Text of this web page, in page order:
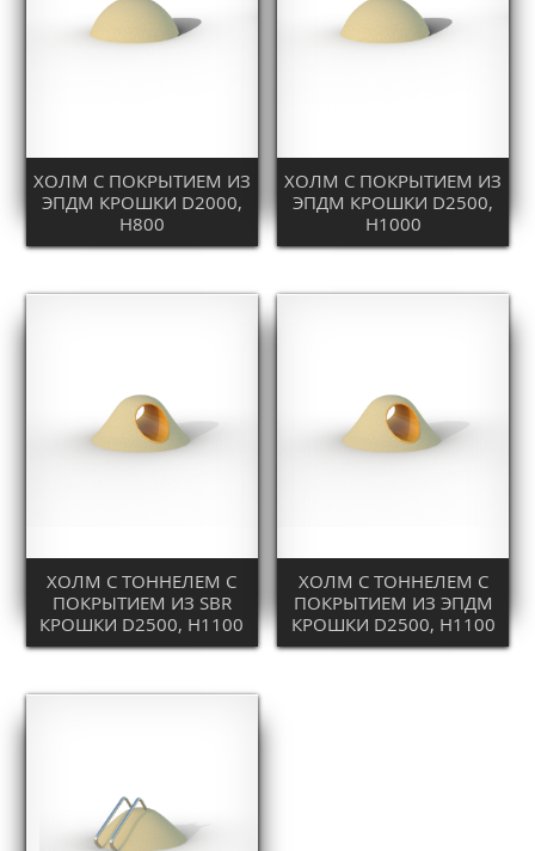
ХОЛМ С ПОКРЫТИЕМ ИЗ
ЭПДМ КРОШКИ D2000,
H800
ХОЛМ С ПОКРЫТИЕМ ИЗ
ЭПДМ КРОШКИ D2500,
H1000
ХОЛМ С ТОННЕЛЕМ С
ПОКРЫТИЕМ ИЗ SBR
КРОШКИ D2500, H1100
ХОЛМ С ТОННЕЛЕМ С
ПОКРЫТИЕМ ИЗ ЭПДМ
КРОШКИ D2500, H1100